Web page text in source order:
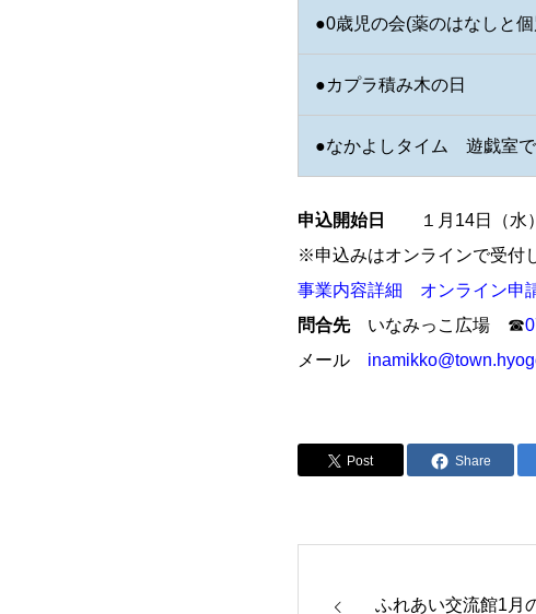
●0歳児の会(薬のはなしと
●カプラ積み木の日
●なかよしタイム 遊戯室
申込開始日
１月14日（水）
※申込みはオンラインで受付
事業内容詳細
オンライン申
問合先いなみっこ広場 ☎
メール
Post Share
ふれあい交流館1月